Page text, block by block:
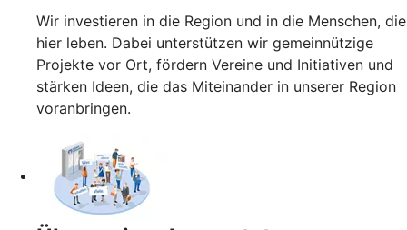
Wir investieren in die Region und in die Menschen, die
hier leben. Dabei unterstützen wir gemeinnützige
Projekte vor Ort, fördern Vereine und Initiativen und
stärken Ideen, die das Miteinander in unserer Region
voranbringen.